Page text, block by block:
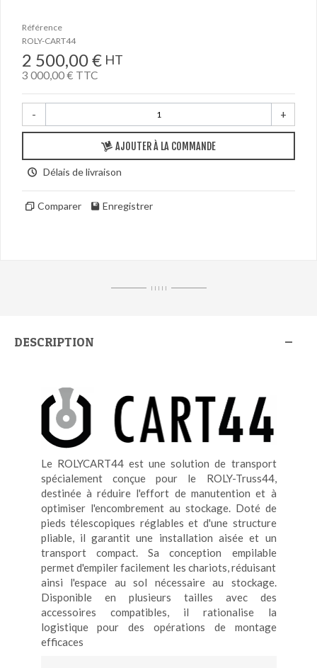
Référence
ROLY-CART44
2 500,00 € HT
3 000,00 € TTC
- +
AJOUTER À LA COMMANDE
Délais de livraison
Comparer Enregistrer
I I I I I
DESCRIPTION
Le ROLYCART44 est une solution de transport
spécialement conçue pour le ROLY-Truss44,
destinée à réduire l'effort de manutention et à
optimiser l'encombrement au stockage. Doté de
pieds télescopiques réglables et d'une structure
pliable, il garantit une installation aisée et un
transport compact. Sa conception empilable
permet d'empiler facilement les chariots, réduisant
ainsi l'espace au sol nécessaire au stockage.
Disponible en plusieurs tailles avec des
accessoires compatibles, il rationalise la
logistique pour des opérations de montage
efficaces